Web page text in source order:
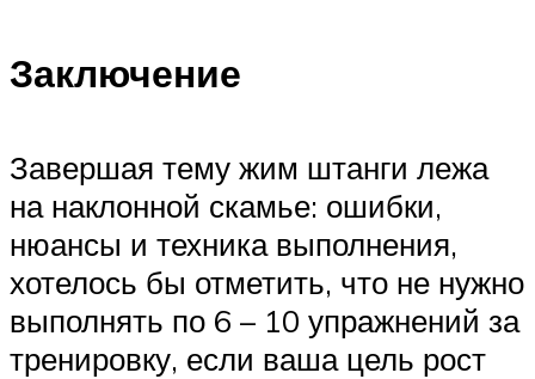
Заключение
Завершая тему жим штанги лежа
на наклонной скамье: ошибки,
нюансы и техника выполнения,
хотелось бы отметить, что не нужно
выполнять по 6 – 10 упражнений за
тренировку, если ваша цель рост